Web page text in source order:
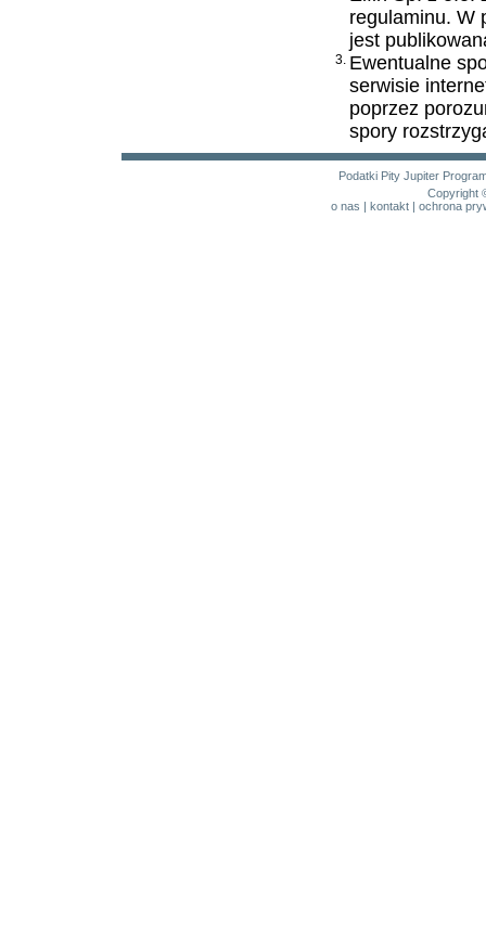
regulaminu. W
jest
3. Ewentualne
serwisie
poprzez
spory
Podatki Pity Jupiter
Copyright
o nas | kontakt| ochrona